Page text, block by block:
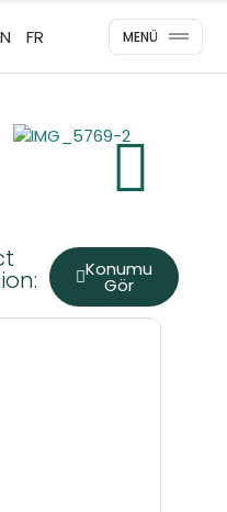
FR MENÜ
Konumu
Gör